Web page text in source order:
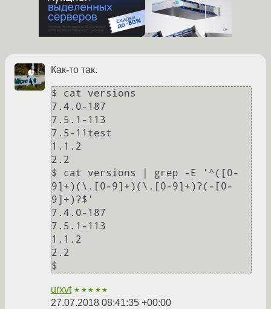
Как-то так.
$ cat versions
7.4.0-187
7.5.1-113
7.5-11test
1.1.2
2.2
$ cat versions | grep -E '^([0-
9]+)(\.[0-9]+)(\.[0-9]+)?(-[0-
9]+)?$'
7.4.0-187
7.5.1-113
1.1.2
2.2
urxvt ★★★★★
27.07.2018 08:41:35 +00:00